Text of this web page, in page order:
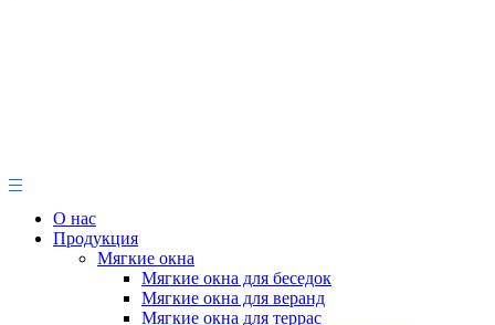
О нас
Продукция
Мягкие окна
Мягкие окна для беседок
Мягкие окна для веранд
Мягкие окна для террас